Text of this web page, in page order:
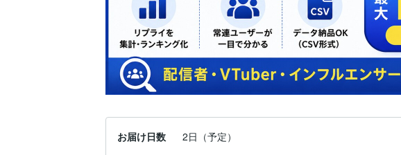
お届け日数
2日（予定）